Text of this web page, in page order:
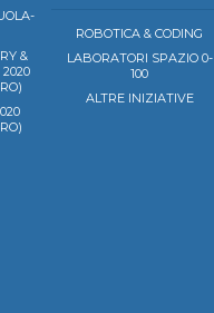
&
2020
ROBOTICA & CODING
LABORATORI SPAZIO 0-
100
ALTRE INIZIATIVE